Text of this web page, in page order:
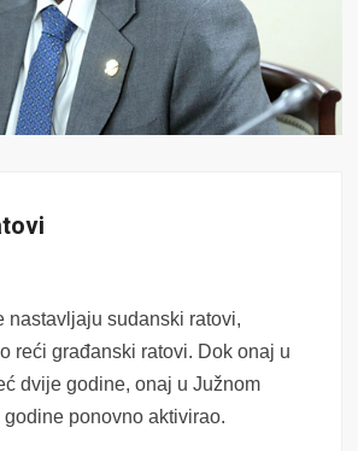
nastavljaju sudanski ratovi,
reći građanski ratovi. Dok onaj u
dvije godine, onaj u Južnom
ponovno aktivirao.